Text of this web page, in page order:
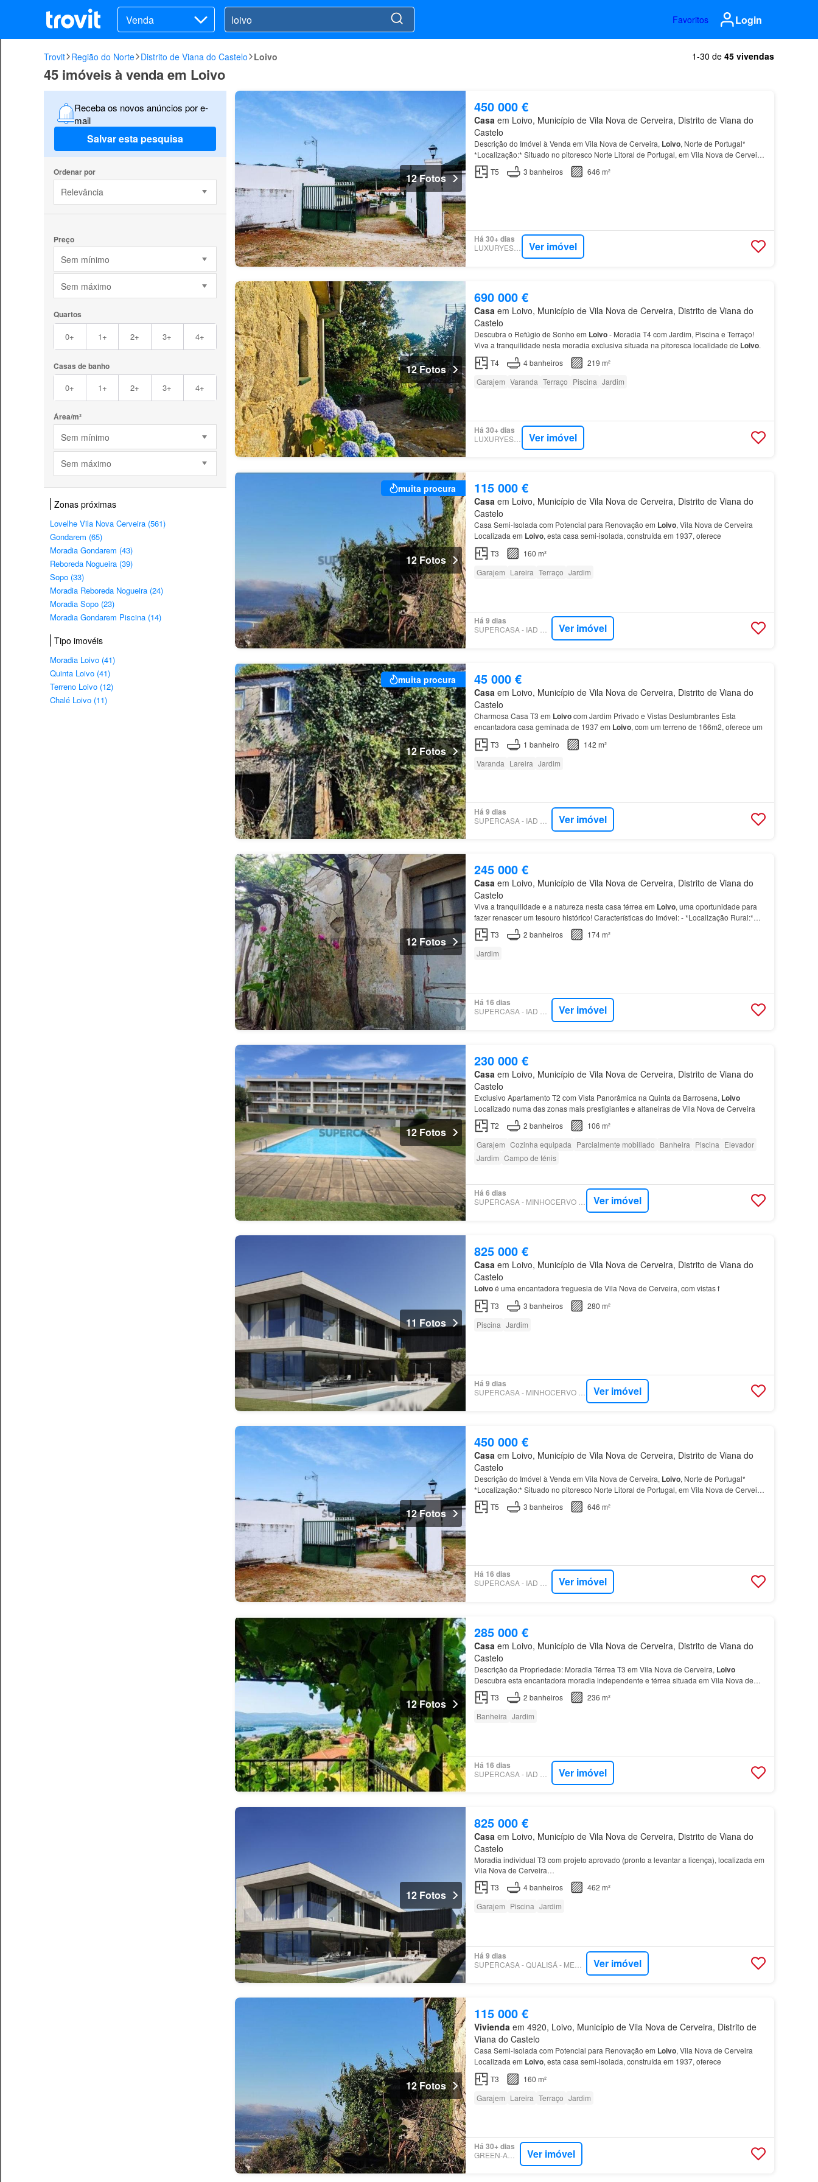
Venda Favoritos Login
Trovit Região do Norte Distrito de Viana do Castelo Loivo 1-30 de 45 vivendas
45 imóveis à venda em Loivo
Receba os novos anúncios por e-
mail
Salvar esta pesquisa
Ordenar por
Relevância
Preço
Sem mínimo
Sem máximo
Quartos
0+ 1+ 2+ 3+ 4+
Casas de banho
0+ 1+ 2+ 3+ 4+
Área/m²
Sem mínimo
Sem máximo
Zonas próximas
Lovelhe Vila Nova Cerveira (561)
Gondarem (65)
Moradia Gondarem (43)
Reboreda Nogueira (39)
Sopo (33)
Moradia Reboreda Nogueira (24)
Moradia Sopo (23)
Moradia Gondarem Piscina (14)
Tipo imovéis
Moradia Loivo (41)
Quinta Loivo (41)
Terreno Loivo (12)
Chalé Loivo (11)
12 Fotos
450 000 €
Casaem Loivo, Município de Vila Nova de Cerveira, Distrito de Viana do
Castelo
Descrição do Imóvel à Venda em Vila Nova de Cerveira, Loivo, Norte de Portugal*
*Localização:* Situado no pitoresco Norte Litoral de Portugal, em Vila Nova de Cerveira,
Loivo , este imóvel apresenta uma localização privilegiad…
T5 3 banheiros 646 m²
Há 30+ dias
LUXURYESTATE Ver imóvel
12 Fotos
690 000 €
Casa em Loivo, Município de Vila Nova de Cerveira, Distrito de Viana do
Castelo
Descubra o Refúgio de Sonho em Loivo- Moradia T4 com Jardim, Piscina e Terraço!
Viva a tranquilidade nesta moradia exclusiva situada na pitoresca localidade de Loivo.
T4
4banheiros
219 m²
Garajem Varanda Terraço Piscina Jardim
Há 30+ dias
LUXURYESTATE Ver imóvel
muita procura
12 Fotos
115 000 €
Casaem Loivo, Município de Vila Nova de Cerveira, Distrito de Viana do
Castelo
Casa Semi-Isolada com Potencial para Renovação em Loivo, Vila Nova de Cerveira
Localizada em Loivo, esta casa semi-isolada, construída em 1937, oferece
T3
160 m²
Garajem Lareira Terraço Jardim
Há 9 dias
Ver imóvel
muita procura
12 Fotos
45 000 €
Casa em Loivo, Município de Vila Nova de Cerveira, Distrito de Viana do
Castelo
Charmosa Casa T3 em Loivocom Jardim Privado e Vistas Deslumbrantes Esta
encantadora casa geminada de 1937 em Loivo, com um terreno de 166m2, oferece um
T3
1 banheiro
142 m²
Varanda Lareira Jardim
Há 9 dias
Ver imóvel
12 Fotos
245 000 €
Casaem Loivo, Município de Vila Nova de Cerveira, Distrito de Viana do
Castelo
Viva a tranquilidade e a natureza nesta casa térrea em Loivo, uma oportunidade para
fazer renascer um tesouro histórico! Características do Imóvel: - *Localização Rural:*
Situada em
Loivo , esta encantadora casa térrea está ro…
T3 2 banheiros
174 m²
Jardim
Há 16 dias
Ver imóvel
12 Fotos
230 000 €
Casa em Loivo, Município de Vila Nova de Cerveira, Distrito de Viana do
Castelo
Exclusivo Apartamento T2 com Vista Panorâmica na Quinta da Barrosena, Loivo
Localizado numa das zonas mais prestigiantes e altaneiras de Vila Nova de Cerveira
T2
2 banheiros
106 m²
Garajem Cozinha equipada Parcialmente mobiliado Banheira Piscina Elevador
Jardim Campo de ténis
Há 6 dias
Ver imóvel
11 Fotos
825 000 €
Casa em Loivo, Município de Vila Nova de Cerveira, Distrito de Viana do
Castelo
Loivoé uma encantadora freguesia de Vila Nova de Cerveira, com vistas f
T3
3 banheiros
280 m²
Piscina Jardim
Há 9 dias
Ver imóvel
12 Fotos
450 000 €
Casa em Loivo, Município de Vila Nova de Cerveira, Distrito de Viana do
Castelo
Descrição do Imóvel à Venda em Vila Nova de Cerveira, Loivo, Norte de Portugal*
*Localização:* Situado no pitoresco Norte Litoral de Portugal, em Vila Nova de Cerveira,
Loivo , este imóvel apresenta uma localização privilegiad…
T5 3 banheiros 646 m²
Há 16 dias
Ver imóvel
12 Fotos
285 000 €
Casa em Loivo, Município de Vila Nova de Cerveira, Distrito de Viana do
Castelo
Descrição da Propriedade: Moradia Térrea T3 em Vila Nova de Cerveira, Loivo
Descubra esta encantadora moradia independente e térrea situada em Vila Nova de
Cerveira,
Loivo , que oferece vistas deslumbrantes sobre o Rio Minho.…
T3 2 banheiros
236 m²
Banheira Jardim
Há 16 dias
Ver imóvel
12 Fotos
825 000 €
Casaem Loivo, Município de Vila Nova de Cerveira, Distrito de Viana do
Castelo
Moradia individual T3 com projeto aprovado (pronto a levantar a licença), localizada em
Vila Nova de Cerveira…
T3
4banheiros
462 m²
Garajem Piscina Jardim
Há 9 dias
Ver imóvel
12 Fotos
115 000 €
Viviendaem 4920, Loivo, Município de Vila Nova de Cerveira, Distrito de
Viana do Castelo
Casa Semi-Isolada com Potencial para Renovação em Loivo, Vila Nova de Cerveira
Localizada em Loivo, esta casa semi-isolada, construída em 1937, oferece
T3
160 m²
Garajem Lareira Terraço Jardim
Há 30+ dias
GREEN-ACRES Ver imóvel